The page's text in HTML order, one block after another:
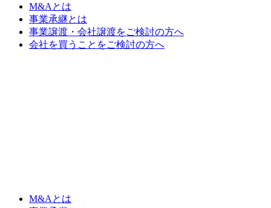
M&Aとは
事業承継とは
事業譲渡・会社譲渡をご検討の方へ
会社を買うことをご検討の方へ
M&Aとは